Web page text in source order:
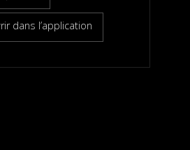
dans l’application